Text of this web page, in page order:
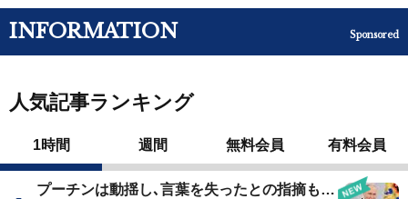
INFORMATION Sponsored
人気記事ランキング
1時間 週間 無料会員 有料会員
プーチンは動揺し､言葉を失ったとの指摘も…